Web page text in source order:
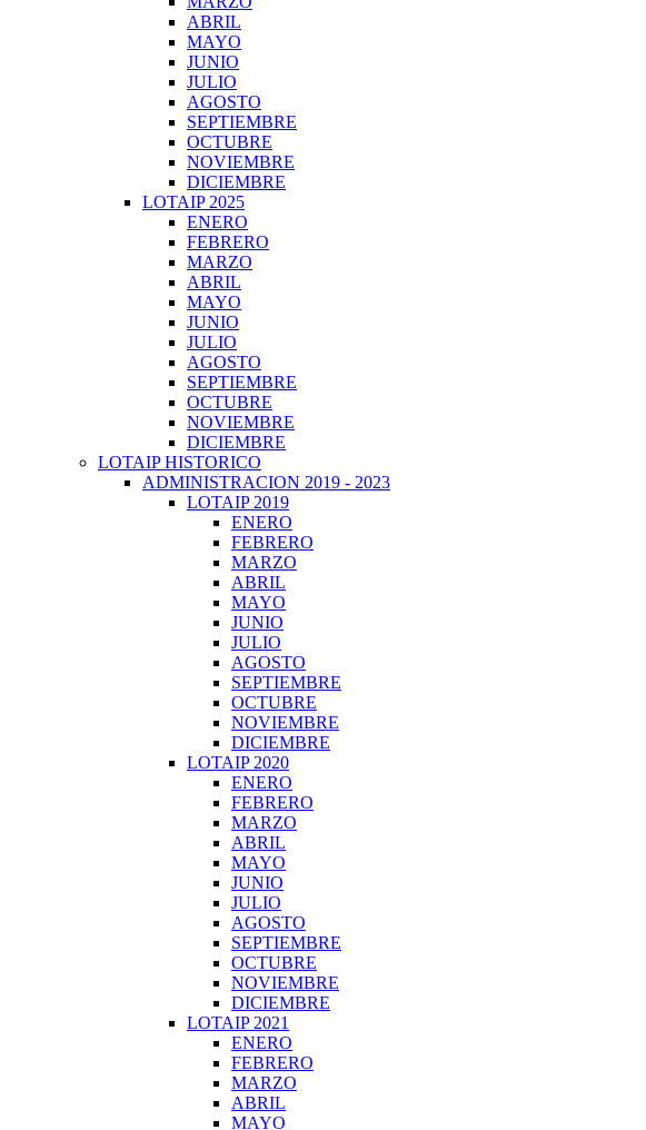
ABRIL
MAYO
JUNIO
JULIO
AGOSTO
SEPTIEMBRE
OCTUBRE
NOVIEMBRE
DICIEMBRE
LOTAIP 2025
ENERO
FEBRERO
MARZO
ABRIL
MAYO
JUNIO
JULIO
AGOSTO
SEPTIEMBRE
OCTUBRE
NOVIEMBRE
DICIEMBRE
LOTAIP HISTORICO
ADMINISTRACION 2019 - 2023
LOTAIP 2019
ENERO
FEBRERO
MARZO
ABRIL
MAYO
JUNIO
JULIO
AGOSTO
SEPTIEMBRE
OCTUBRE
NOVIEMBRE
DICIEMBRE
LOTAIP 2020
ENERO
FEBRERO
MARZO
ABRIL
MAYO
JUNIO
JULIO
AGOSTO
SEPTIEMBRE
OCTUBRE
NOVIEMBRE
DICIEMBRE
LOTAIP 2021
ENERO
FEBRERO
MARZO
ABRIL
MAYO